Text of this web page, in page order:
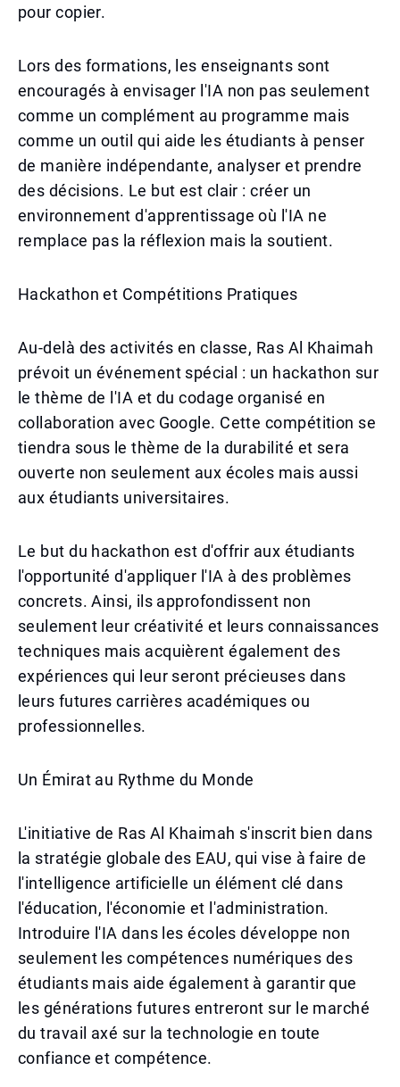
pour copier.
Lors des formations, les enseignants sont
encouragés à envisager l'IA non pas seulement
comme un complément au programme mais
comme un outil qui aide les étudiants à penser
de manière indépendante, analyser et prendre
des décisions. Le but est clair : créer un
environnement d'apprentissage où l'IA ne
remplace pas la réflexion mais la soutient.
Hackathon et Compétitions Pratiques
Au-delà des activités en classe, Ras Al Khaimah
prévoit un événement spécial : un hackathon sur
le thème de l'IA et du codage organisé en
collaboration avec Google. Cette compétition se
tiendra sous le thème de la durabilité et sera
ouverte non seulement aux écoles mais aussi
aux étudiants universitaires.
Le but du hackathon est d'offrir aux étudiants
l'opportunité d'appliquer l'IA à des problèmes
concrets. Ainsi, ils approfondissent non
seulement leur créativité et leurs connaissances
techniques mais acquièrent également des
expériences qui leur seront précieuses dans
leurs futures carrières académiques ou
professionnelles.
Un Émirat au Rythme du Monde
L'initiative de Ras Al Khaimah s'inscrit bien dans
la stratégie globale des EAU, qui vise à faire de
l'intelligence artificielle un élément clé dans
l'éducation, l'économie et l'administration.
Introduire l'IA dans les écoles développe non
seulement les compétences numériques des
étudiants mais aide également à garantir que
les générations futures entreront sur le marché
du travail axé sur la technologie en toute
confiance et compétence.